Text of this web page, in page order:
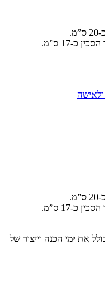
ימי עסקים לא כולל את ימי הכנה וייצור של